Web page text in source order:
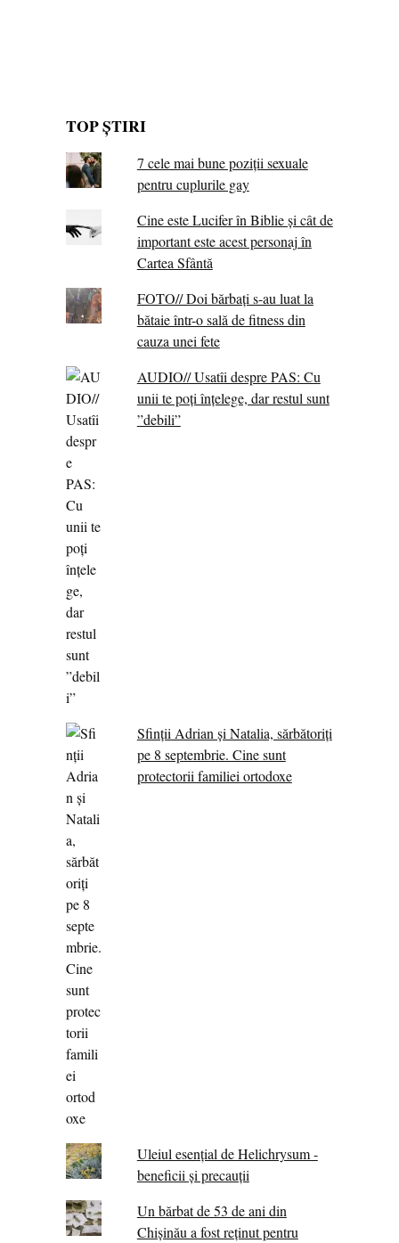
TOP ȘTIRI
7 cele mai bune poziții sexuale
pentru cuplurile gay
Cine este Lucifer în Biblie și cât de
important este acest personaj în
Cartea Sfântă
FOTO// Doi bărbați s-au luat la
bătaie într-o sală de fitness din
cauza unei fete
AUDIO// Usatîi despre PAS: Cu
unii te poți înțelege, dar restul sunt
”debili”
Sfinții Adrian și Natalia, sărbătoriți
pe 8 septembrie. Cine sunt
protectorii familiei ortodoxe
Uleiul esențial de Helichrysum -
beneficii și precauții
Un bărbat de 53 de ani din
Chișinău a fost reținut pentru